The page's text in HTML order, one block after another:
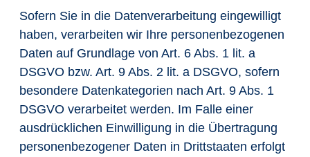
Sofern Sie in die Datenverarbeitung eingewilligt
haben, verarbeiten wir Ihre personenbezogenen
Daten auf Grundlage von Art. 6 Abs. 1 lit. a
DSGVO bzw. Art. 9 Abs. 2 lit. a DSGVO, sofern
besondere Datenkategorien nach Art. 9 Abs. 1
DSGVO verarbeitet werden. Im Falle einer
ausdrücklichen Einwilligung in die Übertragung
personenbezogener Daten in Drittstaaten erfolgt